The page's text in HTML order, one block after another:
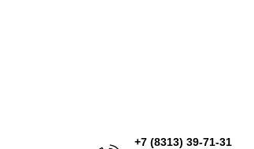
+7 (8313) 39-71-31